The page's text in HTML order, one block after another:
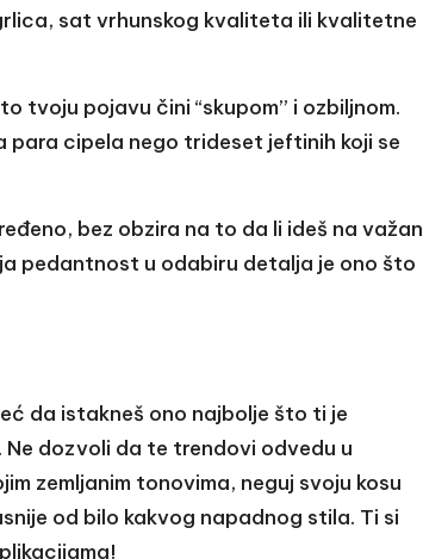
sat vrhunskog kvaliteta ili kvalitetne
tvoju pojavu čini “skupom” i ozbiljnom.
para cipela nego trideset jeftinih koji se
bez obzira na to da li ideš na važan
pedantnost u odabiru detalja je ono što
da istakneš ono najbolje što ti je
dozvoli da te trendovi odvedu u
zemljanim tonovima, neguj svoju kosu
od bilo kakvog napadnog stila. Ti si